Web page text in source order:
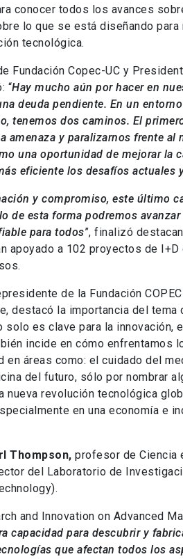
conocer todos los avances
lo que se está diseñando para
tecnológica.
Fundación Copec-UC y
“Hay mucho aún por hacer en
deuda pendiente. En un
tenemos dos caminos. El
amenaza y paralizarnos frente al
una oportunidad de mejorar la
eficiente los desafíos actuales
y compromiso, este último
de esta forma podremos
para todos”, finalizó
apoyado a 102 proyectos de
de la Fundación
destacó la importancia del tema
es clave para la innovación,
incide en cómo enfrentamos
áreas como: el cuidado del
del futuro, sólo por nombrar
nueva revolución tecnológica
en una economía e
Thompson, profesor de Ciencia
del Laboratorio de
and Innovation on Advanced
capacidad para descubrir y
que afectan todos los